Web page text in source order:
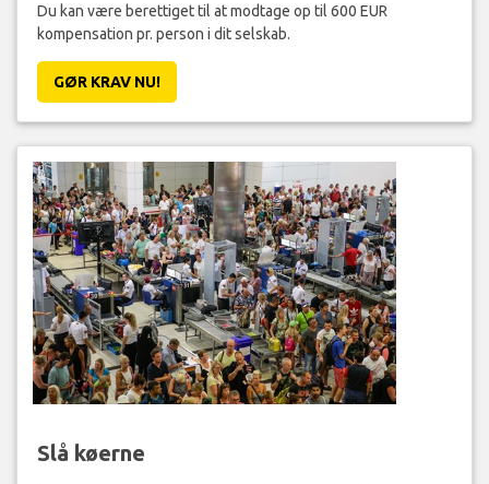
Du kan være berettiget til at modtage op til 600 EUR
kompensation pr. person i dit selskab.
GØR KRAV NU!
Slå køerne